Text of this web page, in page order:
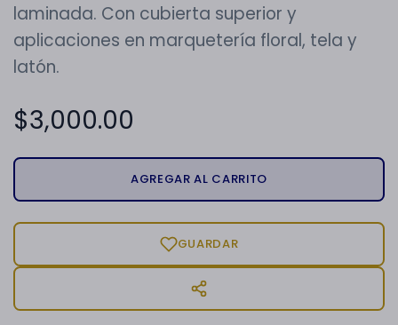
laminada. Con cubierta superior y
aplicaciones en marquetería floral, tela y
latón.
$3,000.00
AGREGAR AL CARRITO
GUARDAR